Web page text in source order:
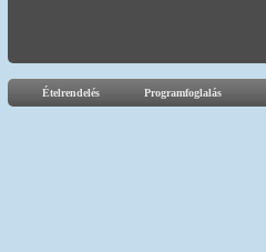
Ételrendelés Programfoglalás